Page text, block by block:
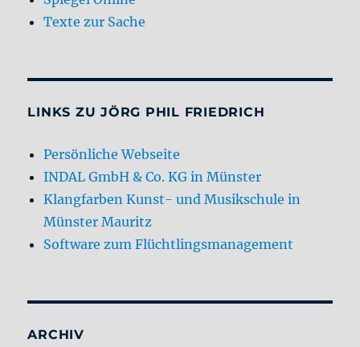
Texte zur Sache
LINKS ZU JÖRG PHIL FRIEDRICH
Persönliche Webseite
INDAL GmbH & Co. KG in Münster
Klangfarben Kunst- und Musikschule in
Münster Mauritz
Software zum Flüchtlingsmanagement
ARCHIV